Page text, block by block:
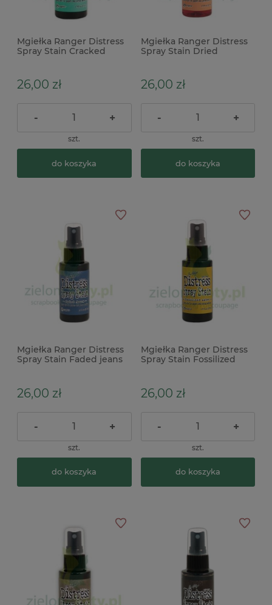
Mgiełka Ranger Distress
Spray Stain Cracked
26,00 zł
- +
szt.
do koszyka
Mgiełka Ranger Distress
Spray Stain Dried
26,00 zł
- +
szt.
do koszyka
Mgiełka Ranger Distress
Spray Stain Faded jeans
26,00 zł
- +
szt.
do koszyka
Mgiełka Ranger Distress
Spray Stain Fossilized
26,00 zł
- +
szt.
do koszyka